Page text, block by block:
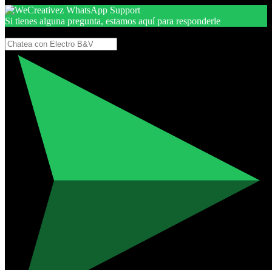
Si tienes alguna pregunta, estamos aquí para responderle